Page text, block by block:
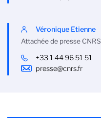
Véronique Etienne
Attachée de presse CNRS
+33 1 44 96 51 51
presse@cnrs.fr